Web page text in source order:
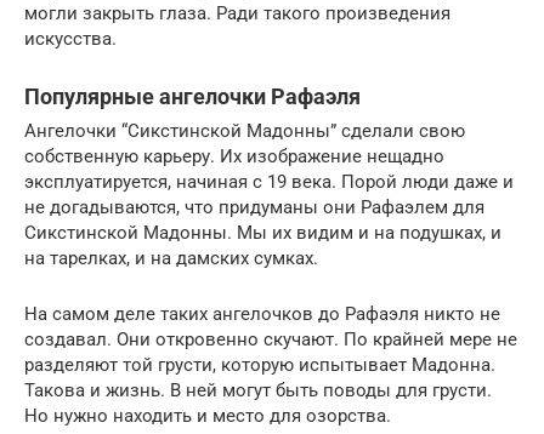
могли закрыть глаза. Ради такого произведения
искусства.
Популярные ангелочки Рафаэля
Ангелочки “Сикстинской Мадонны” сделали свою
собственную карьеру. Их изображение нещадно
эксплуатируется, начиная с 19 века. Порой люди даже и
не догадываются, что придуманы они Рафаэлем для
Сикстинской Мадонны. Мы их видим и на подушках, и
на тарелках, и на дамских сумках.
На самом деле таких ангелочков до Рафаэля никто не
создавал. Они откровенно скучают. По крайней мере не
разделяют той грусти, которую испытывает Мадонна.
Такова и жизнь. В ней могут быть поводы для грусти.
Но нужно находить и место для озорства.